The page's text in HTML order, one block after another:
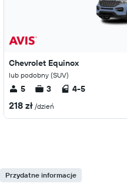
Chevrolet Equinox
lub podobny (SUV)
5 3 4-5
218 zł /dzień
Przydatne informacje